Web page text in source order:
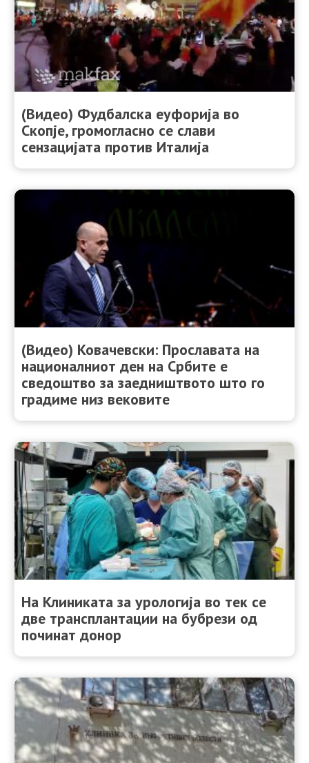
(Видео) Фудбалска еуфорија во
Скопје, громогласно се слави
сензацијата против Италија
(Видео) Ковачевски: Прославата на
националниот ден на Србите е
сведоштво за заедништвото што го
градиме низ вековите
На Клиниката за урологија во тек се
две трансплантации на бубрези од
починат донор